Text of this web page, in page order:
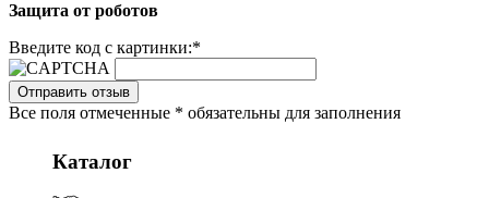
Защита от роботов
Введите код с картинки:*
Отправить отзыв
Все поля отмеченные * обязательны для заполнения
Каталог